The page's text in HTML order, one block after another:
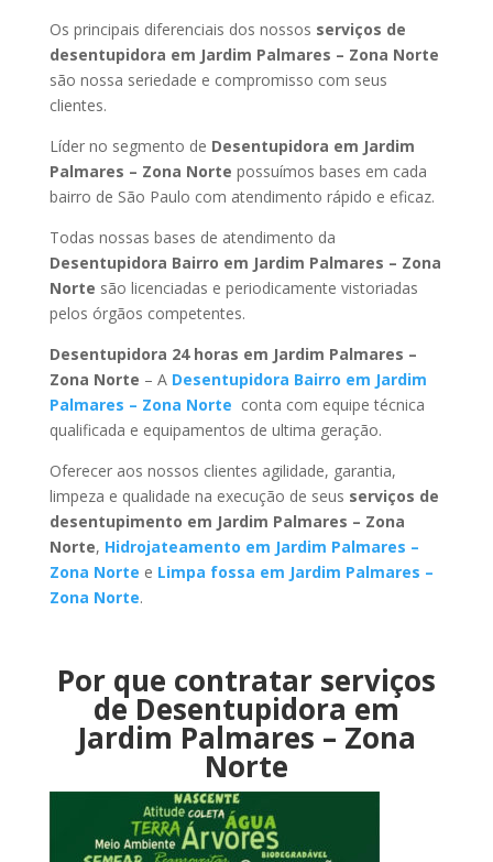
Os principais diferenciais dos nossos serviços de
desentupidora em Jardim Palmares – Zona Norte
são nossa seriedade e compromisso com seus
clientes.
Líder no segmento de Desentupidora em Jardim
Palmares – Zona Norte possuímos bases em cada
bairro de São Paulo com atendimento rápido e eficaz.
Todas nossas bases de atendimento da
Desentupidora Bairro em Jardim Palmares – Zona
Norte são licenciadas e periodicamente vistoriadas
pelos órgãos competentes.
Desentupidora 24 horas em Jardim Palmares –
Zona Norte – A Desentupidora Bairro em Jardim
Palmares – Zona Norte conta com equipe técnica
qualificada e equipamentos de ultima geração.
Oferecer aos nossos clientes agilidade, garantia,
limpeza e qualidade na execução de seus serviços de
desentupimento em Jardim Palmares – Zona
Norte, Hidrojateamento em Jardim Palmares –
Zona Norte e Limpa fossa em Jardim Palmares –
Zona Norte.
Por que contratar serviços
de Desentupidora em
Jardim Palmares – Zona
Norte